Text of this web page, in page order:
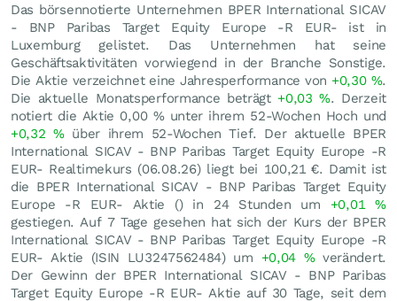
Das börsennotierte Unternehmen BPER International SICAV
- BNP Paribas Target Equity Europe -R EUR- ist in
Luxemburg gelistet. Das Unternehmen hat seine
Geschäftsaktivitäten vorwiegend in der Branche Sonstige.
Die Aktie verzeichnet eine Jahresperformance von +0,30 %.
Die aktuelle Monatsperformance beträgt +0,03%. Derzeit
notiert die Aktie 0,00 %unter ihrem 52-Wochen Hoch und
+0,32%über ihrem 52-Wochen Tief. Der aktuelle BPER
International SICAV - BNP Paribas Target Equity Europe -R
EUR- Realtimekurs (06.08.26) liegt bei 100,21 €. Damit ist
die BPER International SICAV - BNP Paribas Target Equity
Europe -R EUR- Aktie () in 24 Stunden um +0,01%
gestiegen. Auf 7 Tage gesehen hat sich der Kurs der BPER
International SICAV - BNP Paribas Target Equity Europe -R
EUR- Aktie (ISIN LU3247562484) um +0,04 %verändert.
Der Gewinn der BPER International SICAV - BNP Paribas
Target Equity Europe -R EUR- Aktie auf 30 Tage, seit dem